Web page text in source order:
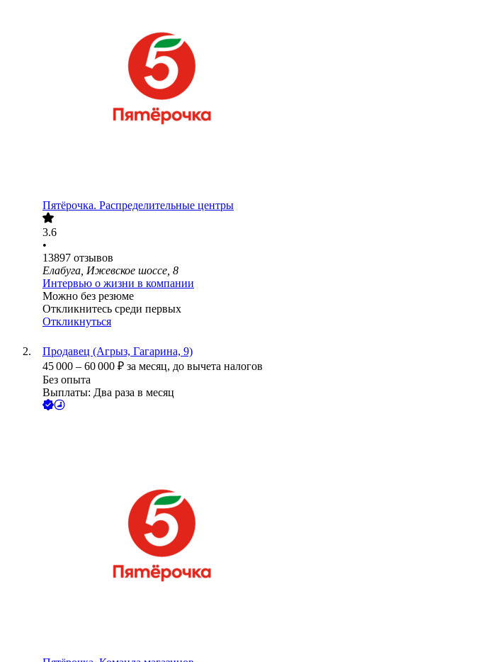
Пятёрочка. Распределительные центры
3.6
•
13897 отзывов
Елабуга, Ижевское шоссе, 8
Интервью о жизни в компании
Можно без резюме
Откликнитесь среди первых
Откликнуться
Продавец (Агрыз, Гагарина, 9)
45 000 – 60 000 ₽ за месяц, до вычета налогов
Без опыта
Выплаты: Два раза в месяц